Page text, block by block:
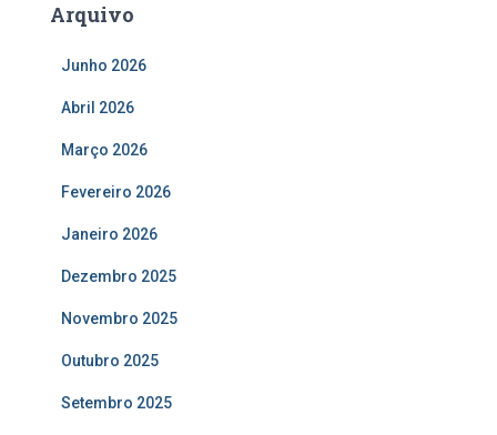
Arquivo
Junho 2026
Abril 2026
Março 2026
Fevereiro 2026
Janeiro 2026
Dezembro 2025
Novembro 2025
Outubro 2025
Setembro 2025